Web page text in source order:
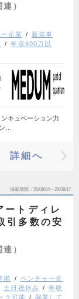
）
企業
新規事
年収600万以
キュベーション力
…
詳細へ
掲載期間 26/08/04～26/08/17
ートディレ
引多数の安
）
備
ベンチャー企
土日祝休み
年収
ク可能 副業して